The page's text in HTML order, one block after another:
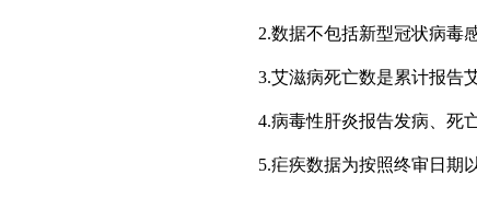
2.数据不包括新型冠状病毒感
3.艾滋病死亡数是累计报告艾
4.病毒性肝炎报告发病、死亡
5.疟疾数据为按照终审日期以